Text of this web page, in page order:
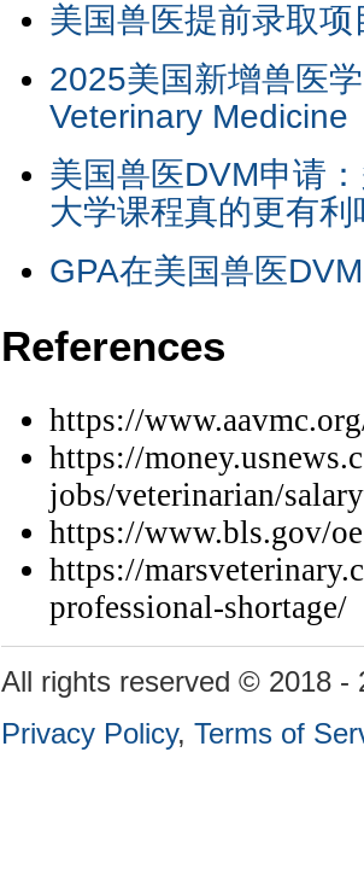
美国兽医提前录取
2025美国新增兽医
Veterinary Medicine
美国兽医DVM申请
大学课程真的更有利
GPA在美国兽医
References
https://
https://
jobs/veterinarian/salary
https://www.bls.gov/
https://
professional-shortage/
All rights reserved © 2018 -
Privacy Policy, Terms of